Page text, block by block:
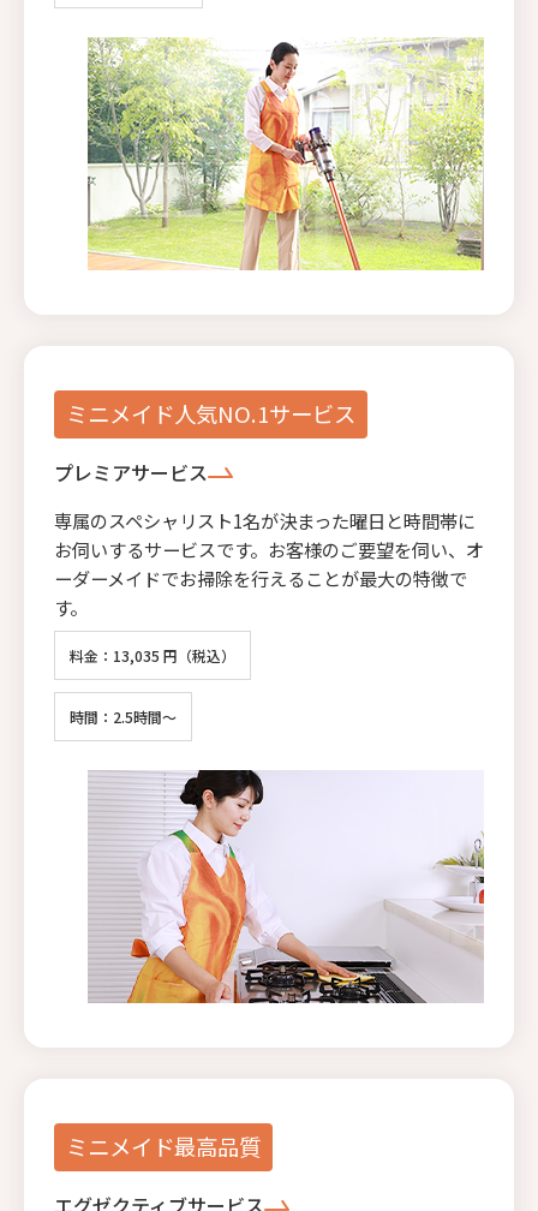
ミニメイド人気NO.1サービス
プレミアサービス
専属のスペシャリスト1名が決まった曜日と時間帯に
お伺いするサービスです。お客様のご要望を伺い、オ
ーダーメイドでお掃除を行えることが最大の特徴で
す。
料金：13,035 円（税込）
時間：2.5時間～
ミニメイド最高品質
エグゼクティブサービス